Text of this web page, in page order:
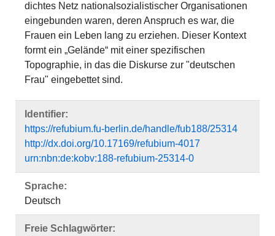
dichtes Netz nationalsozialistischer Organisationen
eingebunden waren, deren Anspruch es war, die
Frauen ein Leben lang zu erziehen. Dieser Kontext
formt ein „Gelände“ mit einer spezifischen
Topographie, in das die Diskurse zur "deutschen
Frau" eingebettet sind.
Identifier:
https://refubium.fu-berlin.de/handle/fub188/25314
http://dx.doi.org/10.17169/refubium-4017
urn:nbn:de:kobv:188-refubium-25314-0
Sprache:
Deutsch
Freie Schlagwörter: